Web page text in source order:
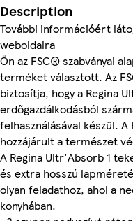
Description
További információért
weboldalra
Ön az FSC® szabványai
terméket választott. Az
biztosítja, hogy a Regina
erdőgazdálkodásból
felhasználásával készül.
hozzájárult a természet
A Regina Ultr'Absorb 1
és extra hosszú
olyan feladathoz, ahol a
konyhában.